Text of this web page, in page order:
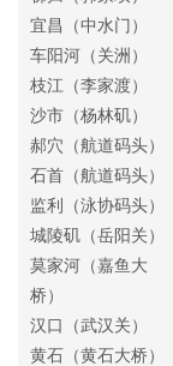
宜昌（中水门）
车阳河（关洲）
枝江（李家渡）
沙市（杨林矶）
郝穴（航道码头）
石首（航道码头）
监利（泳协码头）
城陵矶（岳阳关）
莫家河（嘉鱼大
桥）
汉口（武汉关）
黄石（黄石大桥）